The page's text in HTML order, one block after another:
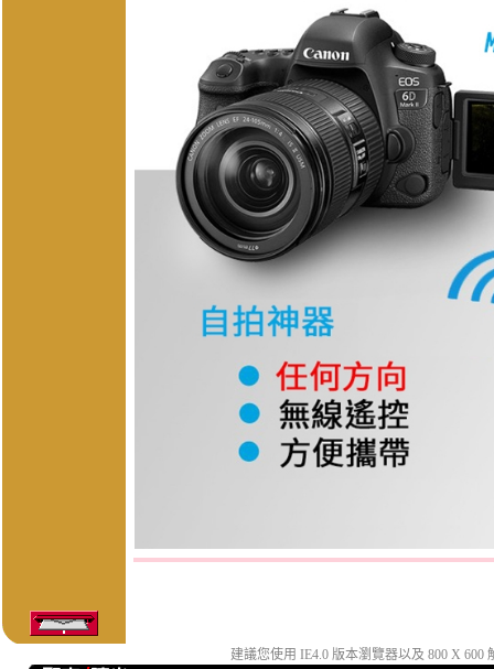
建議您使用 IE4.0 版本瀏覽器以及 800 X 600